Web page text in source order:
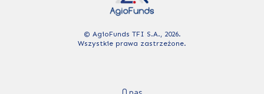
© AgioFunds TFI S.A., 2026.
Wszystkie prawa zastrzeżone.